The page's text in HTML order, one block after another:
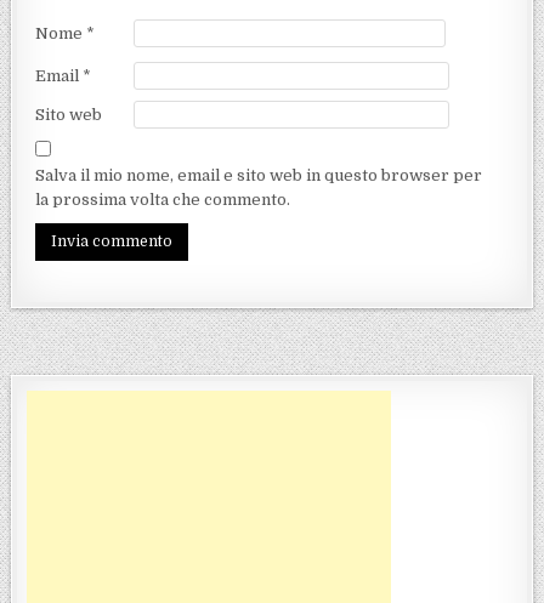
Nome *
Email *
Sito web
Salva il mio nome, email e sito web in questo browser per
la prossima volta che commento.